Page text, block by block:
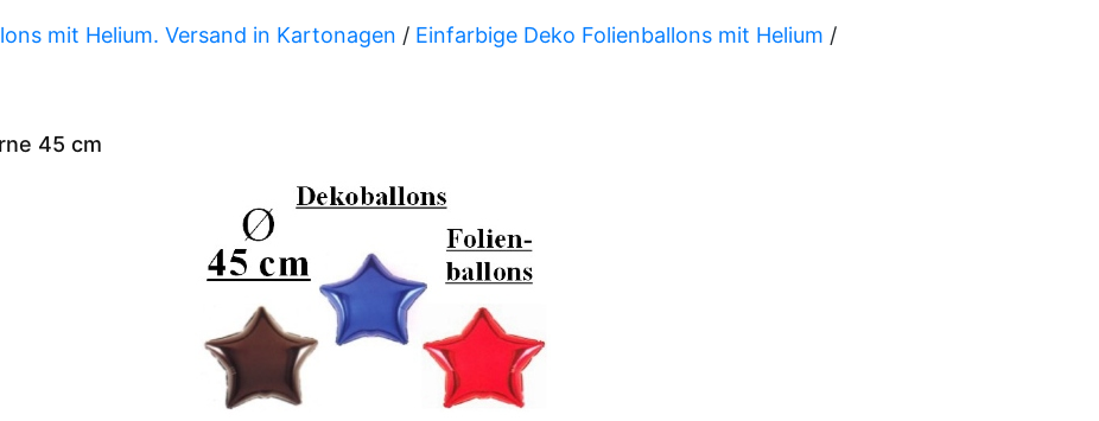
mit Helium. Versand in Kartonagen / Einfarbige Deko Folienballons mit Helium /
45 cm